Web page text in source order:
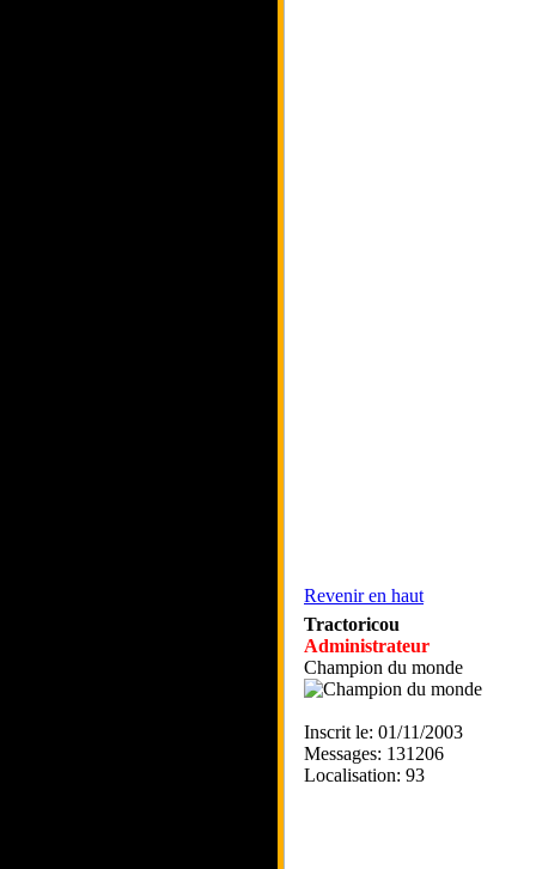
Revenir en haut
Tractoricou
Administrateur
Champion du monde
Inscrit le: 01/11/2003
Messages: 131206
Localisation: 93